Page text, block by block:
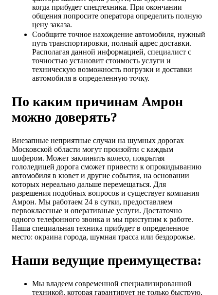
когда прибудет спецтехника. При окончании
общения попросите оператора определить полную
цену заказа.
Сообщите точное нахождение автомобиля, нужный
путь транспортировки, полный адрес доставки.
Располагая данной информацией, специалист с
точностью установит стоимость услуги и
техническую возможность погрузки и доставки
автомобиля в определенную точку.
По каким причинам Амрон
можно доверять?
Внезапные неприятные случаи на шумных дорогах
Московской области могут произойти с каждым
шофером. Может заклинить колесо, покрытая
гололедицей дорога сможет привести к опрокидыванию
автомобиля в кювет и другие события, на основании
которых нереально дальше перемещаться. Для
разрешения подобных вопросов и существует компания
Амрон. Мы работаем 24 в сутки, предоставляем
первоклассные и оперативные услуги. Достаточно
одного телефонного звонка и мы приступим к работе.
Наша специальная техника прибудет в определенное
место: окраина города, шумная трасса или бездорожье.
Наши ведущие преимущества:
Мы владеем современной специализированной
техникой, которая гарантирует не только быструю,